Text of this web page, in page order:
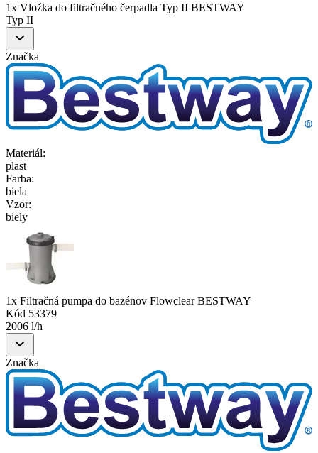
1x Vložka do filtračného čerpadla Typ II BESTWAY
Typ II
Značka
Materiál:
plast
Farba:
biela
Vzor:
biely
1x Filtračná pumpa do bazénov Flowclear BESTWAY
Kód 53379
2006 l/h
Značka